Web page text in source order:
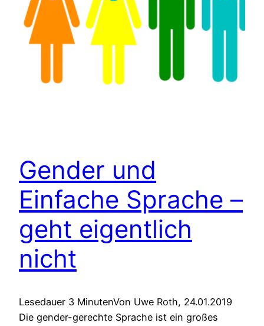
Gender und
Einfache Sprache –
geht eigentlich
nicht
Lesedauer 3 MinutenVon Uwe Roth, 24.01.2019
Die gender-gerechte Sprache ist ein großes